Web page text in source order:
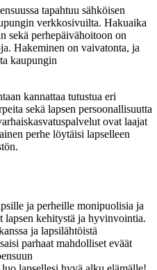
tapahtuu sähköisen
verkkosivuilta. Hakuaika
sekä perhepäivähoitoon on
Hakeminen on vaivatonta, ja
kaupungin
kannattaa tutustua eri
sekä lapsen persoonallisuutta
ovat laajat
perhe löytäisi lapselleen
ja perheille monipuolisia ja
lapsen kehitystä ja hyvinvointia.
ja lapsilähtöistä
parhaat mahdolliset eväät